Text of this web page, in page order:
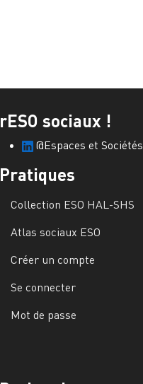
rESO sociaux !
@Espaces et Sociétés
Pratiques
Collection ESO HAL-SHS
Atlas sociaux ESO
Créer un compte
Se connecter
Mot de passe